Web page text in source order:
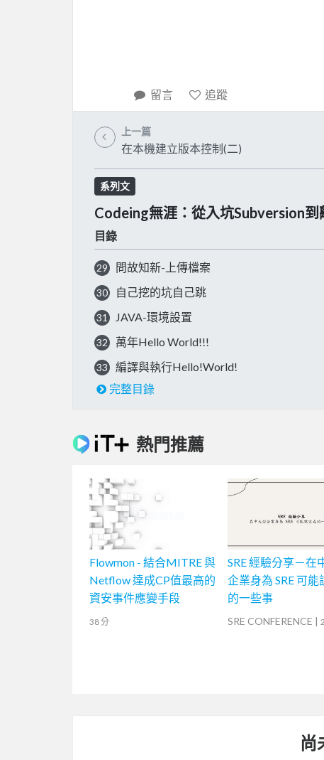
留言 追蹤
上一篇
在本機建立版本控制(二)
系列文
Codeing無涯：從入坑Subversion
目錄
29 問故知新-上傳檔案
30 自己挖的坑自己跳
31 JAVA-環境設置
32 萬年Hello World!!!
33
編譯與執行Hello!World!
完整目錄
熱門推薦
Flowmon - 結合MITRE 與
Netflow 達成CP值最高的
資安事件應變手段
38 分
SRE 經驗分享－在
企業身為 SRE 可能
的一些事
SRE CONFERENCE |
尚